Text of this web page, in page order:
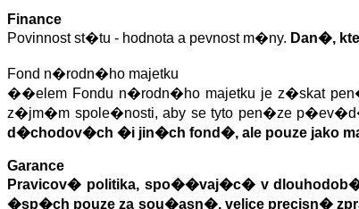
Finance
Povinnost st�tu - hodnota a pevnost m�ny. Dan�,
Fond n�rodn�ho majetku
��elem Fondu n�rodn�ho majetku je z�skat
z�jm�m spole�nosti, aby se tyto pen�ze
d�chodov�ch �i jin�ch fond�, ale pouze jako
Garance
Pravicov� politika, spo��vaj�c� v
�sp�ch pouze za sou�asn�, velice precisn�